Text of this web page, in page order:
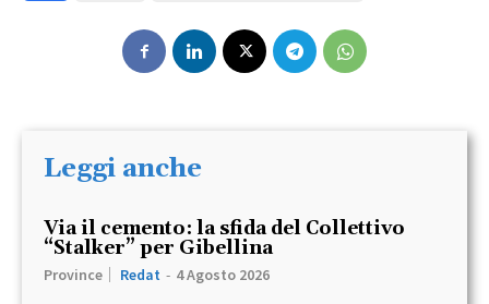
Leggi anche
Via il cemento: la sfida del Collettivo
“Stalker” per Gibellina
Province Redat - 4 Agosto 2026